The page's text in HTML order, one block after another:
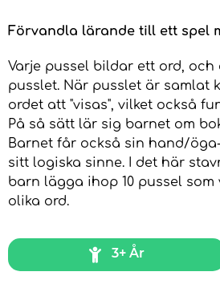
Förvandla lärande till ett spel
Varje pussel bildar ett ord,
pusslet. När pusslet är samlat
ordet att "visas", vilket också
På så sätt lär sig barnet om
Barnet får också sin hand/
sitt logiska sinne. I det här
barn lägga ihop 10 pussel som
olika ord.
3+ År